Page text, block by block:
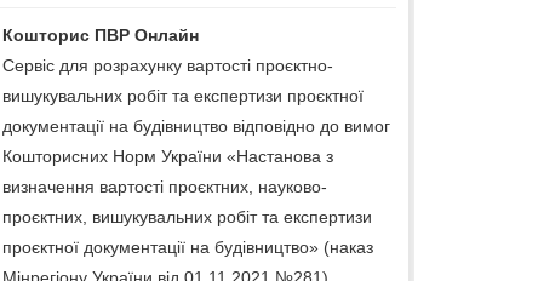
Кошторис ПВР Онлайн
Сервіс для розрахунку вартості проєктно-
вишукувальних робіт та експертизи проєктної
документації на будівництво відповідно до вимог
Кошторисних Норм України «Настанова з
визначення вартості проєктних, науково-
проєктних, вишукувальних робіт та експертизи
проєктної документації на будівництво» (наказ
Мінрегіону України від 01.11.2021 №281).